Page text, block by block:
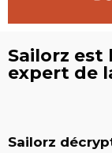
Sailorz est
expert de
Sailorz